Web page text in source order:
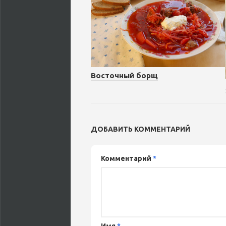
Восточный борщ
ДОБАВИТЬ КОММЕНТАРИЙ
Комментарий *